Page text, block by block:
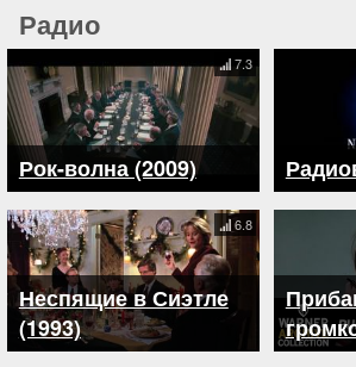
Радио
Рок-волна (2009)
7.3
Неспящие в Сиэтле
(1993)
6.8